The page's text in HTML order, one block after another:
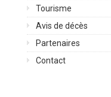
Tourisme
Avis de décès
Partenaires
Contact